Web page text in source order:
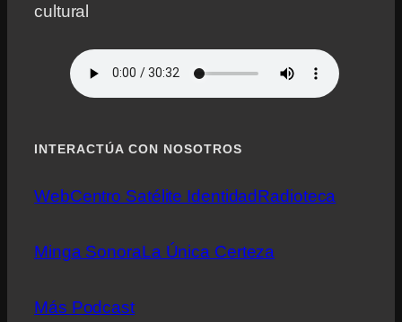
cultural
INTERACTÚA CON NOSOTROS
WebCentro Satélite IdentidadRadioteca
Minga SonoraLa Única Certeza
Más Podcast